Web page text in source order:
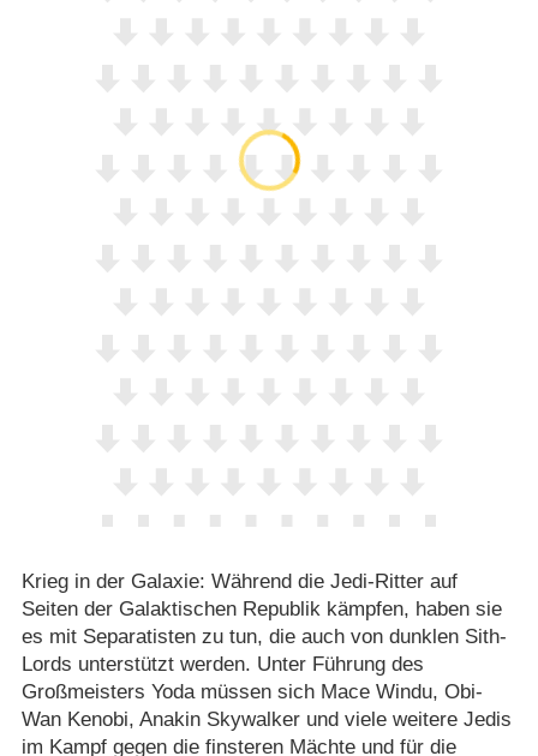
Krieg in der Galaxie: Während die Jedi-Ritter auf
Seiten der Galaktischen Republik kämpfen, haben sie
es mit Separatisten zu tun, die auch von dunklen Sith-
Lords unterstützt werden. Unter Führung des
Großmeisters Yoda müssen sich Mace Windu, Obi-
Wan Kenobi, Anakin Skywalker und viele weitere Jedis
im Kampf gegen die finsteren Mächte und für die